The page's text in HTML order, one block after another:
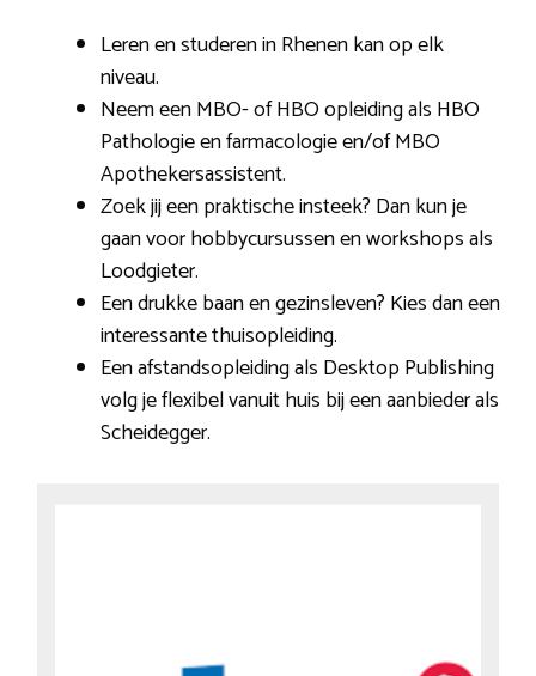
Leren en studeren in Rhenen kan op elk
niveau.
Neem een MBO- of HBO opleiding als HBO
Pathologie en farmacologie en/of MBO
Apothekersassistent.
Zoek jij een praktische insteek? Dan kun je
gaan voor hobbycursussen en workshops als
Loodgieter.
Een drukke baan en gezinsleven? Kies dan een
interessante thuisopleiding.
Een afstandsopleiding als Desktop Publishing
volg je flexibel vanuit huis bij een aanbieder als
Scheidegger.